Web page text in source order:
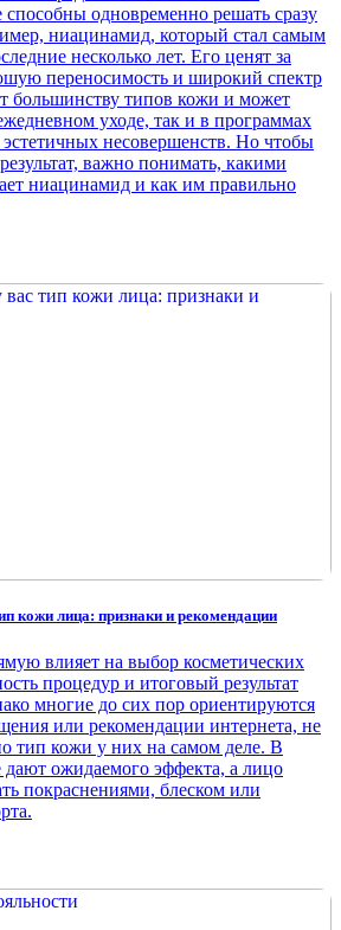
одновременно решать сразу
ниацинамид, который стал самым
несколько лет. Его ценят за
переносимость и широкий спектр
большинству типов кожи и может
уходе, так и в программах
несовершенств. Но чтобы
важно понимать, какими
ниацинамид и как им правильно
кожи лица: признаки и рекомендации
влияет на выбор косметических
процедур и итоговый результат
многие до сих пор ориентируются
или рекомендации интернета, не
тип кожи у них на самом деле. В
дают ожидаемого эффекта, а лицо
покраснениями, блеском или